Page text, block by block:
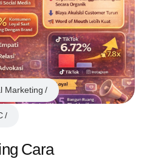
Marketing
Cara